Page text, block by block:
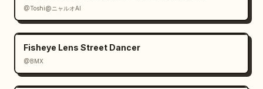
@Toshi@ニャルオAI
Fisheye Lens Street Dancer
@BMX